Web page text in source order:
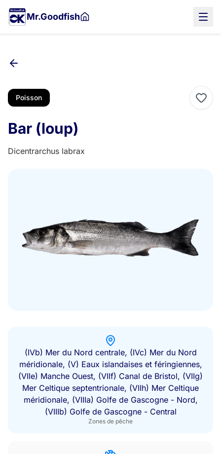
Aller
Mr.Goodfish
Poisson
Bar (loup)
Dicentrarchus labrax
(IVb) Mer du Nord centrale, (IVc) Mer du Nord
méridionale, (V) Eaux islandaises et féringiennes,
(VIIe) Manche Ouest, (VIIf) Canal de Bristol, (VIIg)
Mer Celtique septentrionale, (VIIh) Mer Celtique
méridionale, (VIIIa) Golfe de Gascogne - Nord,
(VIIIb) Golfe de Gascogne - Central
Zones de pêche